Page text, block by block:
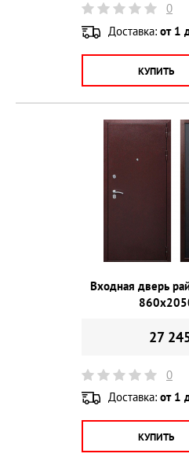
0
Доставка: от 1
КУПИТЬ
Входная дверь
27
0
Доставка: от 1
КУПИТЬ